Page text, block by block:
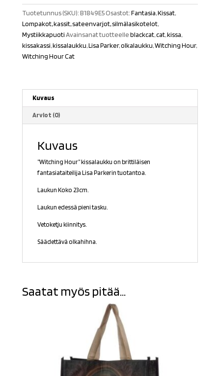
määrä
Tuotetunnus (SKU):B1849E5 Osastot:Fantasia,Kissat,
Lompakot, kassit, sateenvarjot, silmälasikotelot,
MystiikkapuotiAvainsanat tuotteelleblackcat,cat,kissa,
kissakassi,kissalaukku,Lisa Parker,olkalaukku,Witching Hour,
Witching Hour Cat
Kuvaus
Arviot (0)
Kuvaus
”Witching Hour” kissalaukku on brittiläisen
fantasiataiteilija Lisa Parkerin tuotantoa.
Laukun Koko 23cm.
Laukun edessä pieni tasku.
Vetoketju kiinnitys.
Säädettävä olkahihna.
Saatat myös pitää...